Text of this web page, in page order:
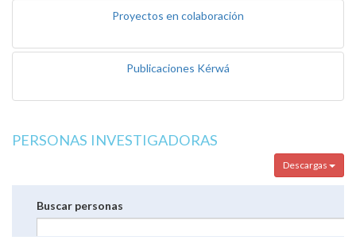
Proyectos en colaboración
Publicaciones Kérwá
PERSONAS INVESTIGADORAS
Descargas
Buscar personas